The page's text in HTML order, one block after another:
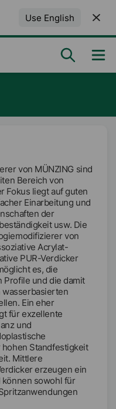
Use English
von MÜNZING sind
Bereich von
Fokus liegt auf guten
Einarbeitung und
der
usw. Die
von
Acrylat-
PUR-Verdicker
es, die
Profile und die damit
wasserbasierten
Ein eher
für exzellente
und
Standfestigkeit
Mittlere
erzeugen ein
sowohl für